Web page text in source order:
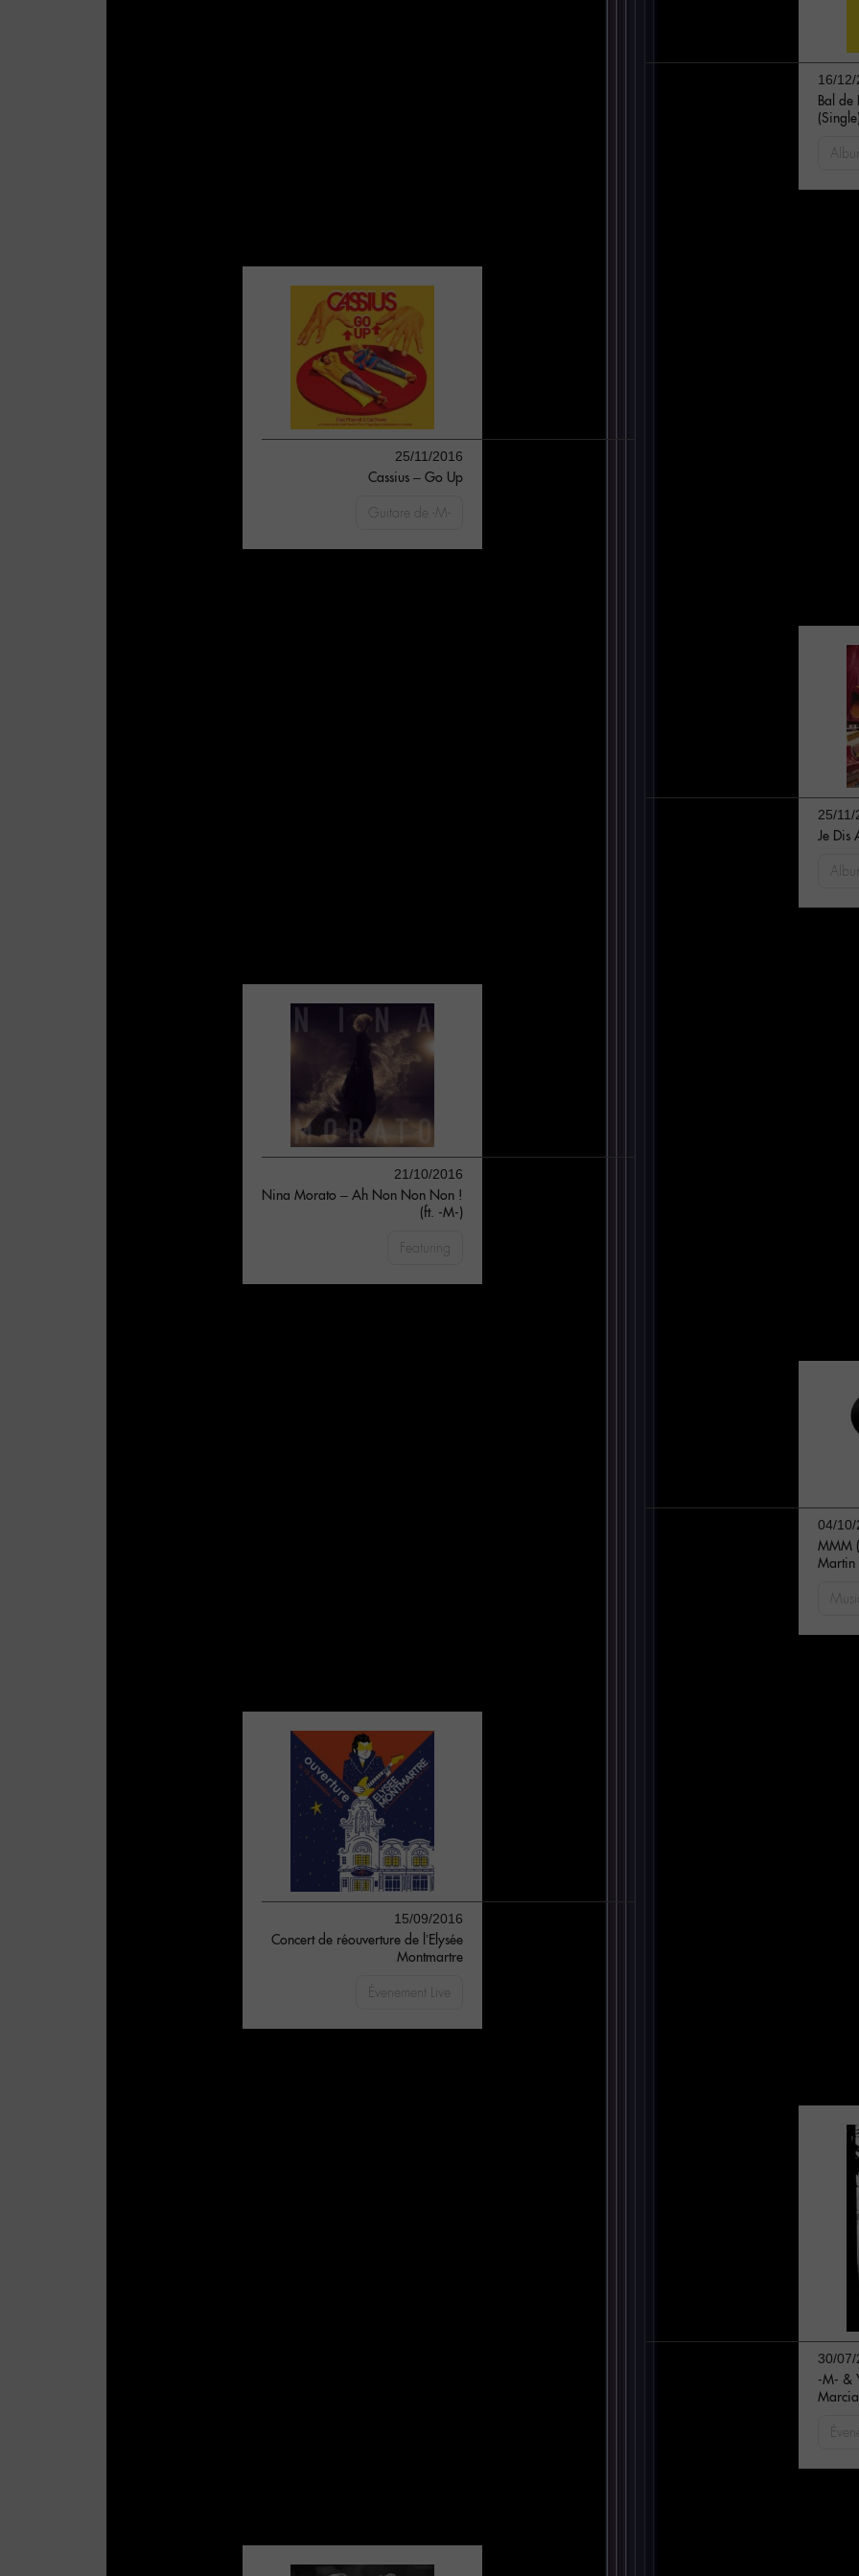
16/12/
Bal de
(Single)
25/11/2016
Cassius – Go Up
Guitare de -M-
25/11/
Je Dis
21/10/2016
Nina Morato – Ah Non Non Non !
(ft. -M-)
Featuring
04/10/
MMM
Martin
15/09/2016
Concert de réouverture de l’Elysée
Montmartre
Évenement Live
30/07/
-M- &